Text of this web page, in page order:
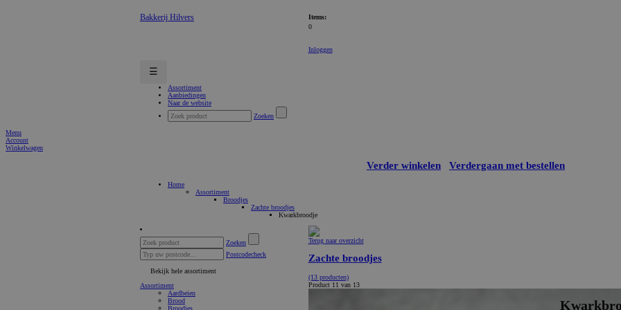
Bakkerij Hilvers
Items:
0
Inloggen
☰
Assortiment
Aanbiedingen
Naar de website
Zoeken
Menu
Account
Winkelwagen
Verder winkelen Verdergaan met bestellen
Home
Assortiment
Broodjes
Zachte broodjes
Kwarkbroodje
Zoeken
Postcodecheck
Bekijk hele assortiment
Assortiment
Aardbeien
Brood
Broodjes
Terug naar overzicht
Zachte broodjes
(13 producten)
Product 11 van 13